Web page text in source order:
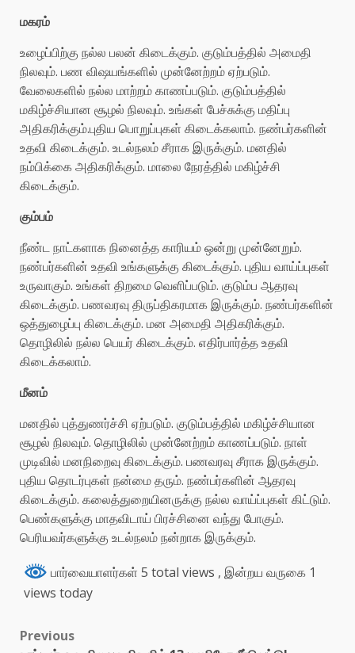
மகரம்
உழைப்பிற்கு நல்ல பலன் கிடைக்கும். குடும்பத்தில் அமைதி
நிலவும். பண விஷயங்களில் முன்னேற்றம் ஏற்படும்.
வேலைகளில் நல்ல மாற்றம் காணப்படும். குடும்பத்தில்
மகிழ்ச்சியான சூழல் நிலவும். உங்கள் பேச்சுக்கு மதிப்பு
அதிகரிக்கும்.புதிய பொறுப்புகள் கிடைக்கலாம். நண்பர்களின்
உதவி கிடைக்கும். உடல்நலம் சீராக இருக்கும். மனதில்
நம்பிக்கை அதிகரிக்கும். மாலை நேரத்தில் மகிழ்ச்சி
கிடைக்கும்.
கும்பம்
நீண்ட நாட்களாக நினைத்த காரியம் ஒன்று முன்னேறும்.
நண்பர்களின் உதவி உங்களுக்கு கிடைக்கும். புதிய வாய்ப்புகள்
உருவாகும். உங்கள் திறமை வெளிப்படும். குடும்ப ஆதரவு
கிடைக்கும். பணவரவு திருப்திகரமாக இருக்கும். நண்பர்களின்
ஒத்துழைப்பு கிடைக்கும். மன அமைதி அதிகரிக்கும்.
தொழிலில் நல்ல பெயர் கிடைக்கும். எதிர்பார்த்த உதவி
கிடைக்கலாம்.
மீனம்
மனதில் புத்துணர்ச்சி ஏற்படும். குடும்பத்தில் மகிழ்ச்சியான
சூழல் நிலவும். தொழிலில் முன்னேற்றம் காணப்படும். நாள்
முடிவில் மனநிறைவு கிடைக்கும். பணவரவு சீராக இருக்கும்.
புதிய தொடர்புகள் நன்மை தரும். நண்பர்களின் ஆதரவு
கிடைக்கும். கலைத்துறையினருக்கு நல்ல வாய்ப்புகள் கிட்டும்.
பெண்களுக்கு மாதவிடாய் பிரச்சினை வந்து போகும்.
பெரியவர்களுக்கு உடல்நலம் நன்றாக இருக்கும்.
பார்வையாளர்கள் 5 total views , இன்றய வருகை 1
views today
Previous